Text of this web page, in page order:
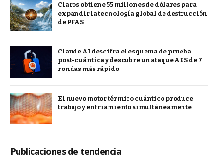
Claros obtiene 55 millones de dólares para
expandir la tecnología global de destrucción
de PFAS
Claude AI descifra el esquema de prueba
post-cuántica y descubre un ataque AES de 7
rondas más rápido
El nuevo motor térmico cuántico produce
trabajo y enfriamiento simultáneamente
Publicaciones de tendencia